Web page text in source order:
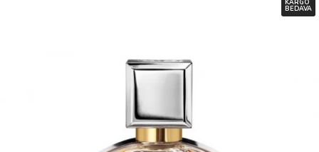
KARGO
BEDAVA